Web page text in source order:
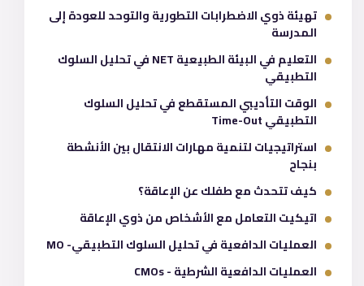
تهيئة ذوي الاضطرابات التطورية والتوحد للعودة إلى
المدرسة
التعليم في البيئة الطبيعية NET في تحليل السلوك
التطبيقي
الوقت التأديبي المستقطع في تحليل السلوك
التطبيقي Time-Out
استراتيجيات لتنمية مهارات الانتقال بين الأنشطة
بنجاح
كيف تتحدث مع طفلك عن الإعاقة؟
اتيكيت التعامل مع الأشخاص من ذوي الإعاقة
العمليات الدافعية في تحليل السلوك التطبيقي- MO
العمليات الدافعية الشرطية - CMOs